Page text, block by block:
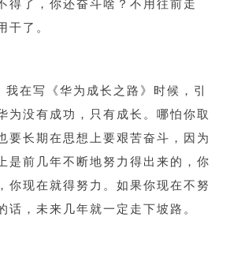
得了，你还奋斗啥？不用往前走
干了。
我在写《华为成长之路》时候，引
为没有成功，只有成长。哪怕你取
要长期在思想上要艰苦奋斗，因为
是前几年不断地努力得出来的，你
你现在就得努力。如果你现在不努
话，未来几年就一定走下坡路。